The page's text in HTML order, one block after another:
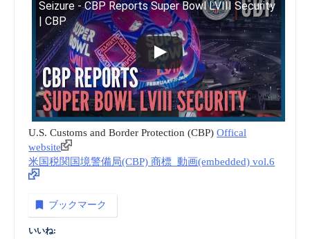
Seizure - CBP Reports Super Bowl LVIII Security
| CBP
U.S. Customs and Border Protection (CBP)Offical
website
米国税関国境警備局(CBP) 商標_動画(embedded) vol.6
ブックマーク
いいね: